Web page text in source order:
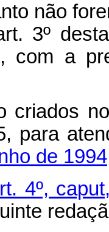
não
3º
com a
criados
para
de 1994
4º,